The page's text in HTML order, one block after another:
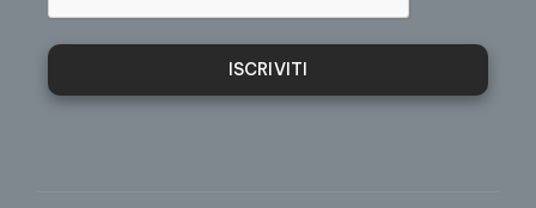
ISCRIVITI